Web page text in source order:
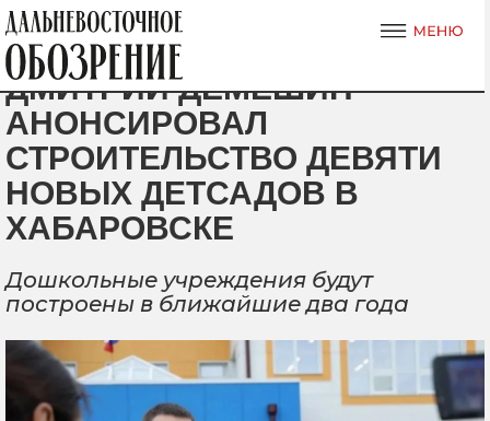
ДМИТРИЙ ДЕМЕШИН
АНОНСИРОВАЛ
СТРОИТЕЛЬСТВО ДЕВЯТИ
НОВЫХ ДЕТСАДОВ В
ХАБАРОВСКЕ
Дошкольные учреждения будут
построены в ближайшие два года